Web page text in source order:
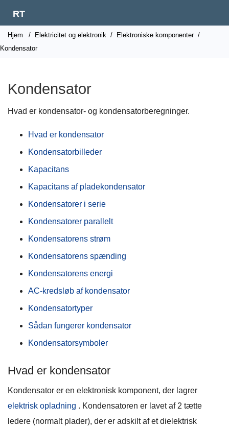
RT
Hjem / Elektricitet og elektronik / Elektroniske komponenter /
Kondensator
Kondensator
Hvad er kondensator- og kondensatorberegninger.
Hvad er kondensator
Kondensatorbilleder
Kapacitans
Kapacitans af pladekondensator
Kondensatorer i serie
Kondensatorer parallelt
Kondensatorens strøm
Kondensatorens spænding
Kondensatorens energi
AC-kredsløb af kondensator
Kondensatortyper
Sådan fungerer kondensator
Kondensatorsymboler
Hvad er kondensator
Kondensator er en elektronisk komponent, der lagrer
elektrisk opladning . Kondensatoren er lavet af 2 tætte
ledere (normalt plader), der er adskilt af et dielektrisk